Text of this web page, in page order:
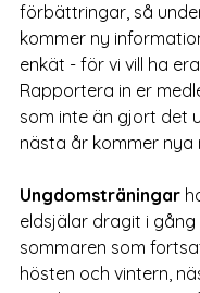
förbättringar, så
kommer ny
enkät - för vi vill ha
Rapportera in er
som inte än gjort det
nästa år kommer nya
Ungdomsträningar
eldsjälar dragit i gång
sommaren som
hösten och vintern,